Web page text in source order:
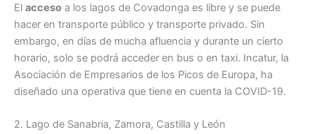
El acceso a los lagos de Covadonga es libre y se puede
hacer en transporte público y transporte privado. Sin
embargo, en días de mucha afluencia y durante un cierto
horario, solo se podrá acceder en bus o en taxi. Incatur, la
Asociación de Empresarios de los Picos de Europa, ha
diseñado una operativa que tiene en cuenta la COVID-19.
2. Lago de Sanabria, Zamora, Castilla y León